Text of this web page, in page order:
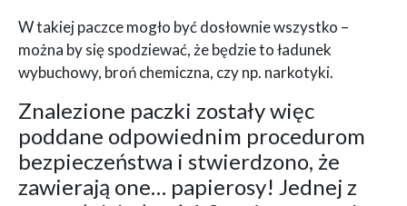
W takiej paczce mogło być dosłownie wszystko –
można by się spodziewać, że będzie to ładunek
wybuchowy, broń chemiczna, czy np. narkotyki.
Znalezione paczki zostały więc
poddane odpowiednim procedurom
bezpieczeństwa i stwierdzono, że
zawierają one… papierosy! Jednej z